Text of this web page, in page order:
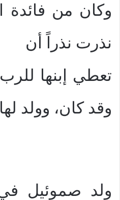
وكان من فائدة
نذرت نذراً أن
تعطي إبنها
وقد كان، وولد
ولد صموئيل